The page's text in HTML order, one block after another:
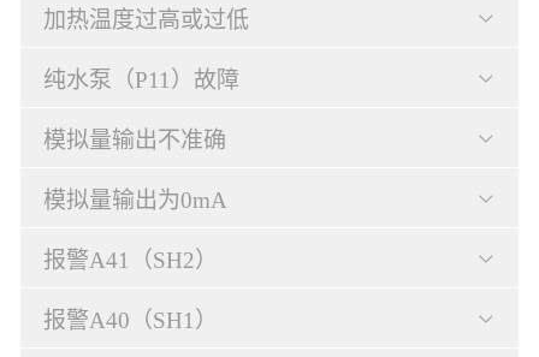
加热温度过高或过低
纯水泵（P11）故障
模拟量输出不准确
模拟量输出为0mA
报警A41（SH2）
报警A40（SH1）